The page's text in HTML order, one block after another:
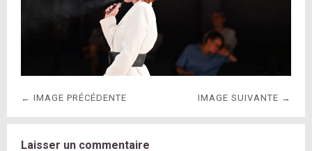
← IMAGE PRÉCÉDENTE IMAGE SUIVANTE →
Laisser un commentaire